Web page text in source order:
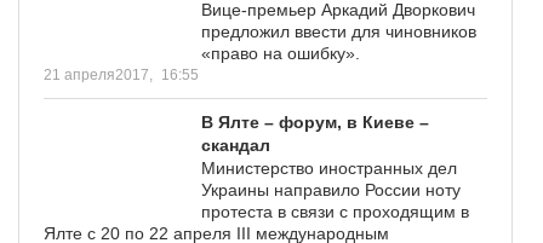
Вице-премьер Аркадий Дворкович
предложил ввести для чиновников
«право на ошибку».
21 апреля2017, 16:55
В Ялте – форум, в Киеве –
скандал
Министерство иностранных дел
Украины направило России ноту
протеста в связи с проходящим в
Ялте с 20 по 22 апреля III международным